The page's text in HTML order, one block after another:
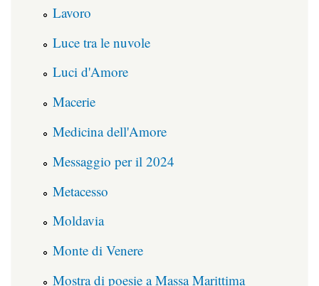
Lavoro
Luce tra le nuvole
Luci d'Amore
Macerie
Medicina dell'Amore
Messaggio per il 2024
Metacesso
Moldavia
Monte di Venere
Mostra di poesie a Massa Marittima